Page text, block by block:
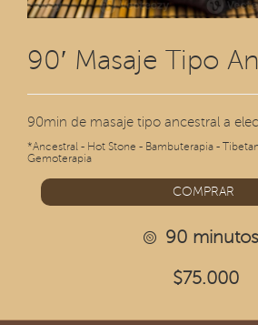
90′ Masaje Tipo
90min de masaje tipo ancestral a
*Ancestral - Hot Stone - Bambuterapia -
Gemoterapia
COMPRAR
90
$75.000